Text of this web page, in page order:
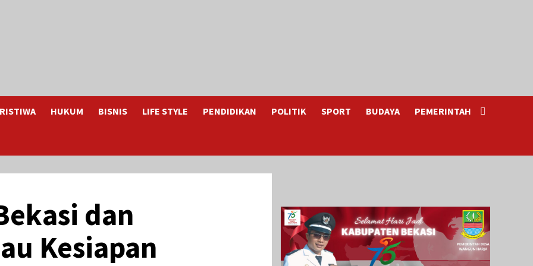
HUKUM BISNIS LIFE STYLE PENDIDIKAN POLITIK SPORT BUDAYA PEMERINTAH
dan
Kesiapan